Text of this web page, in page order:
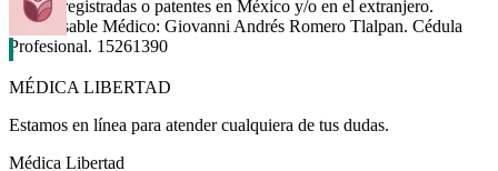
marcas registradas o patentes en México y/o en el extranjero.
Responsable Médico: Giovanni Andrés Romero Tlalpan. Cédula
Profesional. 15261390
MÉDICA LIBERTAD
Estamos en línea para atender cualquiera de tus dudas.
Médica Libertad